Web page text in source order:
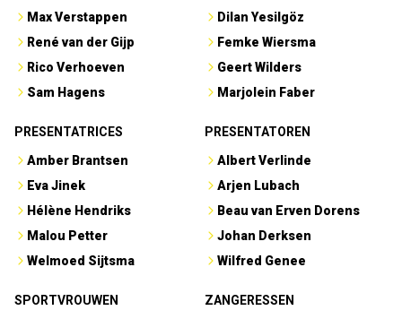
Max Verstappen
René van der Gijp
Rico Verhoeven
Sam Hagens
Dilan Yesilgöz
Femke Wiersma
Geert Wilders
Marjolein Faber
PRESENTATRICES
Amber Brantsen
Eva Jinek
Hélène Hendriks
Malou Petter
Welmoed Sijtsma
PRESENTATOREN
Albert Verlinde
Arjen Lubach
Beau van Erven Dorens
Johan Derksen
Wilfred Genee
SPORTVROUWEN ZANGERESSEN